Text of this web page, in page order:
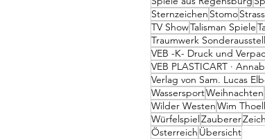
Sternzeichen Stomo
TV ShowTalisman Spiele
Traumwerk
VEB -K- Druck und
VEB PLASTICART ·
Verlag von Sam. Lucas
WassersportWeihnachten
Wilder WestenWim
WürfelspielZauberer
Österreich Übersicht